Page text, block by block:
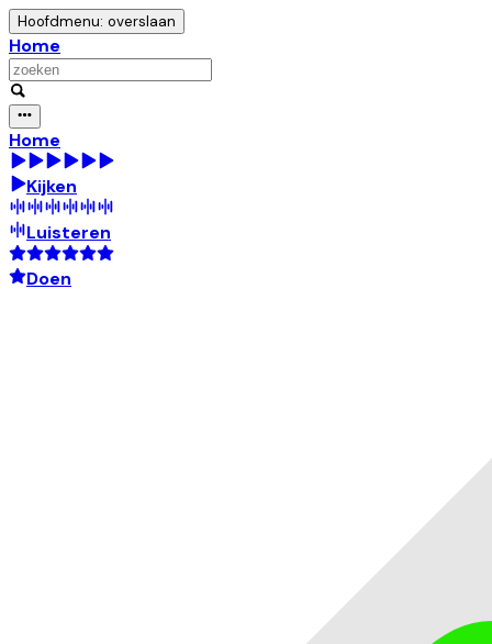
Hoofdmenu: overslaan
Home
Home
Kijken
Luisteren
Doen